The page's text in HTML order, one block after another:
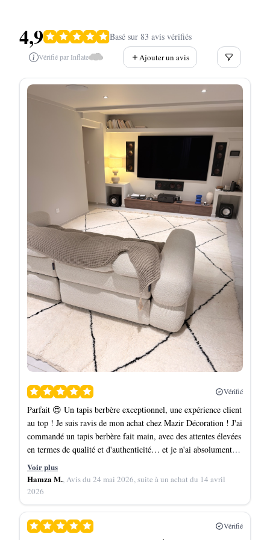
4,9 Basé sur 83 avis vérifiés
Vérifié par Inflate Ajouter un avis
Vérifié
Parfait 😍 Un tapis berbère exceptionnel, une expérience client
au top ! Je suis ravis de mon achat chez Mazir Décoration ! J'ai
commandé un tapis berbère fait main, avec des attentes élevées
en termes de qualité et d'authenticité… et je n'ai absolument
pas été déçu. - Qualité irréprochable : Le tapis est magnifique,
avec des motifs traditionnels sublimes, des couleurs vibrantes
et une finition soignée. On sent le savoir-faire artisanal dans
chaque détail. La laine est douce, résistante, et le tapis s'intègre
parfaitement dans mon intérieur. - Service clientèle exemplaire
: Malgré la distance (mon tapis a parcouru 10 000 km pour
Voir plus
Hamza M., Avis du 24 mai 2026, suite à un achat du 14 avril
2026
Vérifié